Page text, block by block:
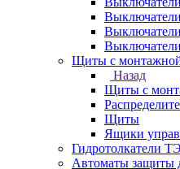
Щиты с
Назад
Щиты с
Щиты
Ящики
Гидротолкатели ТЭ
Автоматы защиты